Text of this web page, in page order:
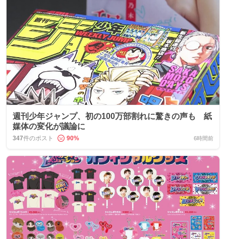
週刊少年ジャンプ、初の100万部割れに驚きの声も 紙
媒体の変化が議論に
347件のポスト 90% 6時間前